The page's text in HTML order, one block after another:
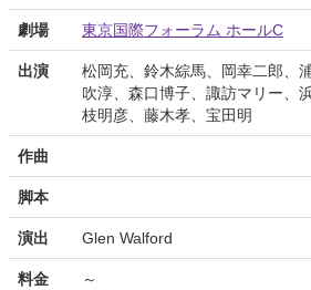
劇場 東京国際フォーラム ホールC
出演
松岡充、鈴木綜馬、岡幸二郎、
吹淳、森口博子、諏訪マリー、
枝明彦、藤木孝、宝田明
作曲
脚本
演出 Glen Walford
料金
～